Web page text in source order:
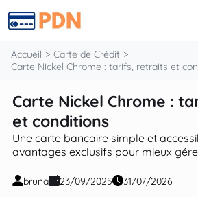
Carte de Crédit
Finances
Prêt
Retraite
Investissements
Assurances
Accueil
Carte de Crédit
Carte Nickel Chrome : tarifs, retraits et
Carte Nickel Chrome :
et conditions
Une carte bancaire simple et
avantages exclusifs pour mieux
bruna 23/09/2025 31/07/2026